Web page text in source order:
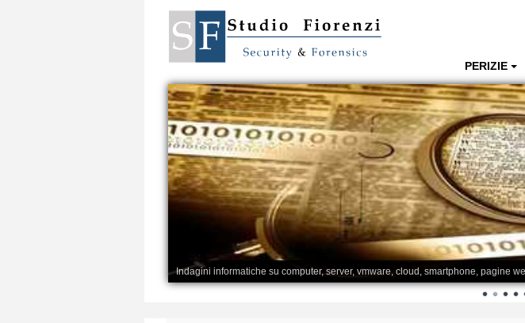
PERIZIE
Indagini informatiche su computer, server, vmware, cloud, smartphone, pagine